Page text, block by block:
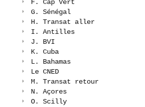
F. Cap Vert
G. Sénégal
H. Transat aller
I. Antilles
J. BVI
K. Cuba
L. Bahamas
Le CNED
M. Transat retour
N. Açores
O. Scilly